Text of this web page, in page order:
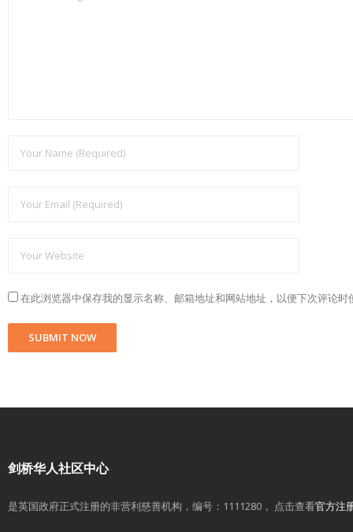
在此浏览器中保存我的显示名称、邮箱地址和网站地址，以便下次评论时
剑桥华人社区中心
是英国政府正式注册的非营利慈善机构，编号：1111280， 点击查看官方注